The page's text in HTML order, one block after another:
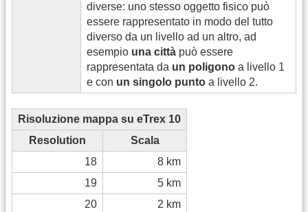
diverse: uno stesso oggetto fisico può
essere rappresentato in modo del tutto
diverso da un livello ad un altro, ad
esempio una città può essere
rappresentata da un poligono a livello 1
e con un singolo punto a livello 2.
Risoluzione mappa su eTrex 10
Resolution
Scala
18
8 km
19
5 km
20
2 km